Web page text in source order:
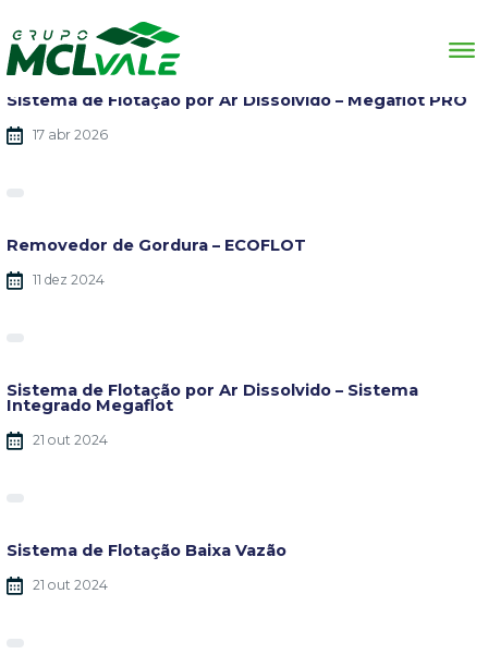
Sistema de Flotação por Ar Dissolvido – Megaflot PRO
17 abr 2026
Removedor de Gordura – ECOFLOT
11 dez 2024
Sistema de Flotação por Ar Dissolvido – Sistema
Integrado Megaflot
21 out 2024
Sistema de Flotação Baixa Vazão
21 out 2024